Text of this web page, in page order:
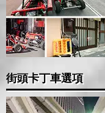
街頭卡丁車選項